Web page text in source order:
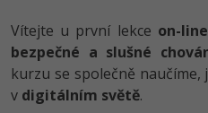
React
Spring
UML a návrhové
MySQL/MariaDB
Systémový
Grafik / UX/UI návrhář
Swift
Kotlin -80%
-80%
UX
Business
Vítejte u první lekce on-
bezpečné a slušné
kurzu se společně
v digitálním světě.